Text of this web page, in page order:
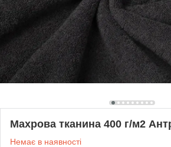
Махрова тканина 400 г/м2
Немає в наявності